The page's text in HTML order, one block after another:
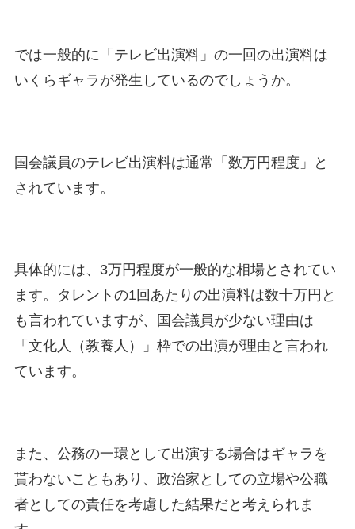
では一般的に「テレビ出演料」の一回の出演料は
いくらギャラが発生しているのでしょうか。
国会議員のテレビ出演料は通常「数万円程度」と
されています。
具体的には、3万円程度が一般的な相場とされてい
ます。タレントの1回あたりの出演料は数十万円と
も言われていますが、国会議員が少ない理由は
「文化人（教養人）」枠での出演が理由と言われ
ています。
また、公務の一環として出演する場合はギャラを
貰わないこともあり、政治家としての立場や公職
者としての責任を考慮した結果だと考えられま